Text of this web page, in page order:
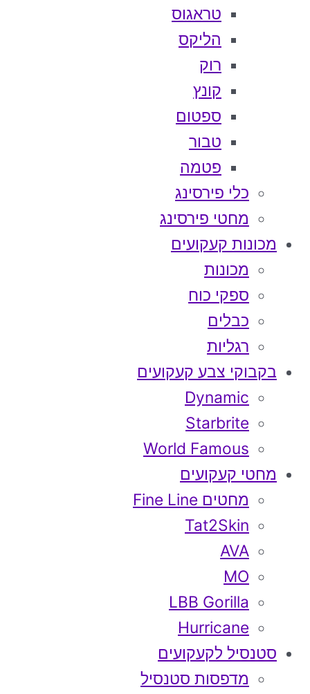
טראגוס
הליקס
רוק
קונץ
ספטום
טבור
פטמה
כלי פירסינג
מחטי פירסינג
מכונות קעקועים
מכונות
ספקי כוח
כבלים
רגליות
בקבוקי צבע קעקועים
Dynamic
Starbrite
World Famous
מחטי קעקועים
מחטים Fine Line
Tat2Skin
AVA
MO
LBB Gorilla
Hurricane
סטנסיל לקעקועים
מדפסות סטנסיל